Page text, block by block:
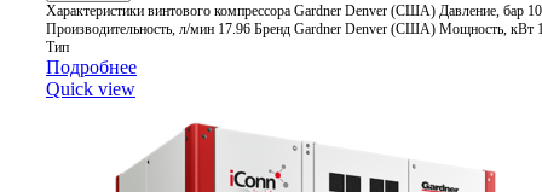
Характеристики винтового компрессора Gardner Denver (США) Давление, бар 10
Производительность, л/мин 17.96 Бренд Gardner Denver (США) Мощность, кВт
Тип
Подробнее
Quick view